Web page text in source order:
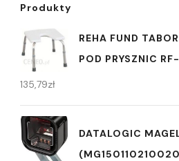
Produkty
REHA FUND
POD PRYSZNIC RF-
135,79zł
DATALOGIC